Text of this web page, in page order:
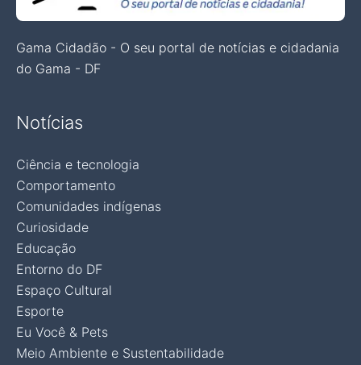
Gama Cidadão - O seu portal de notícias e cidadania
do Gama - DF
Notícias
Ciência e tecnologia
Comportamento
Comunidades indígenas
Curiosidade
Educação
Entorno do DF
Espaço Cultural
Esporte
Eu Você & Pets
Meio Ambiente e Sustentabilidade